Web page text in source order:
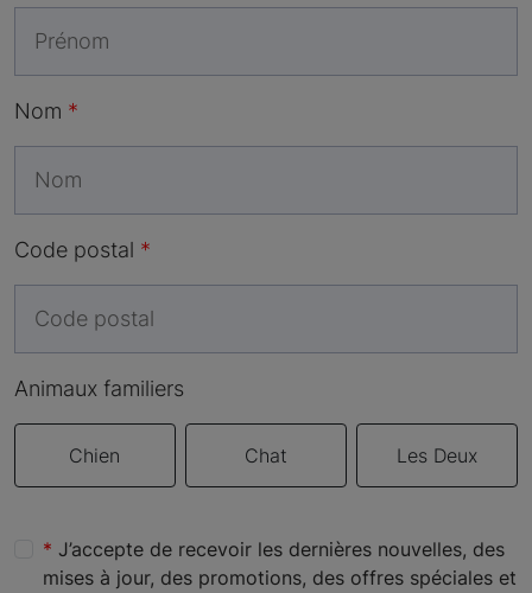
Nom
Code postal
Animaux familiers
Chien Chat Les Deux
J’accepte de recevoir les dernières nouvelles, des
mises à jour, des promotions, des offres spéciales et